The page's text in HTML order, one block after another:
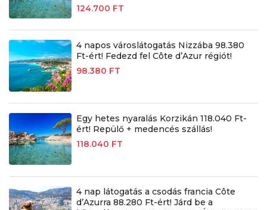
124.700 FT
4 napos városlátogatás Nizzába 98.380
Ft-ért! Fedezd fel Côte d’Azur régiót!
98.380 FT
Egy hetes nyaralás Korzikán 118.040 Ft-
ért! Repülő + medencés szállás!
118.040 FT
4 nap látogatás a csodás francia Côte
d’Azurra 88.280 Ft-ért! Járd be a